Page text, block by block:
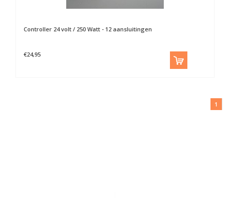
Controller 24 volt / 250 Watt - 12 aansluitingen
€24,95
1